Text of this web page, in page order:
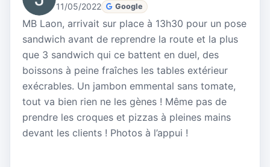
11/05/2022 Google
MB Laon, arrivait sur place à 13h30 pour un pose
sandwich avant de reprendre la route et la plus
que 3 sandwich qui ce battent en duel, des
boissons à peine fraîches les tables extérieur
exécrables. Un jambon emmental sans tomate,
tout va bien rien ne les gènes ! Même pas de
prendre les croques et pizzas à pleines mains
devant les clients ! Photos à l’appui !